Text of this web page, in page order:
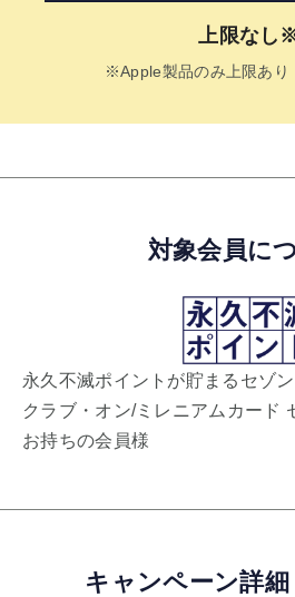
上限なし
※Apple製品のみ上限あり
対象会員に
永久不滅ポイントが貯まるセゾ
クラブ・オン/ミレニアムカード
お持ちの会員様
キャンペーン詳